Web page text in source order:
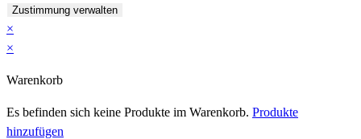
Zustimmung verwalten
×
×
Warenkorb
Es befinden sich keine Produkte im Warenkorb. Produkte
hinzufügen